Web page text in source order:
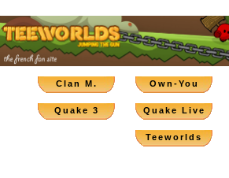
Clan M. Own-You
Quake 3 Quake Live
Teeworlds